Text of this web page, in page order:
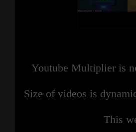
Youtube Multiplier is
Size of videos is
This